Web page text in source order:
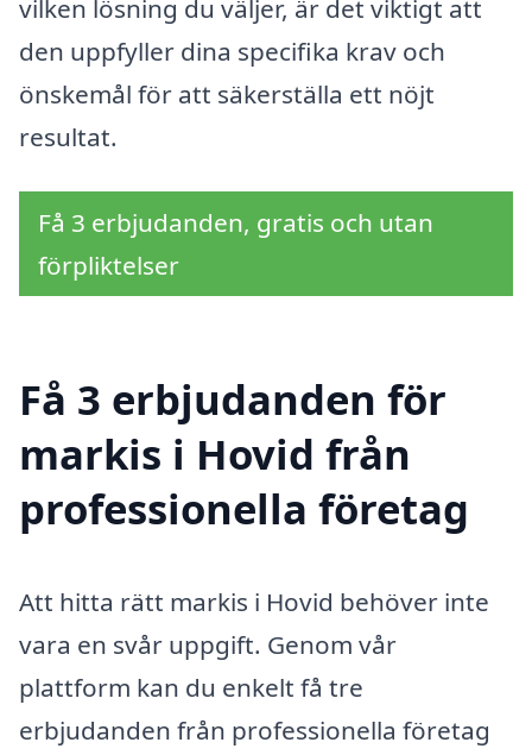
vilken lösning du väljer, är det viktigt att
den uppfyller dina specifika krav och
önskemål för att säkerställa ett nöjt
resultat.
Få 3 erbjudanden, gratis och utan
förpliktelser
Få 3 erbjudanden för
markis i Hovid från
professionella företag
Att hitta rätt markis i Hovid behöver inte
vara en svår uppgift. Genom vår
plattform kan du enkelt få tre
erbjudanden från professionella företag